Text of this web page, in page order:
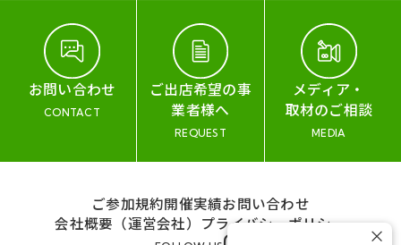
お問い合わせ
CONTACT
ご出店希望の事
業者様へ
REQUEST
メディア・
取材のご相談
MEDIA
ご参加規約開催実績お問い合わせ
会社概要（運営会社） プライバシーポリシー
×